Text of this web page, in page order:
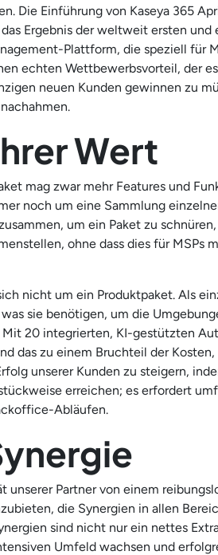
Die Einführung von Kaseya 365
Ergebnis der weltweit ersten und
Plattform, die speziell für
echten Wettbewerbsvorteil, der
neuen Kunden gewinnen zu
Wert
mag zwar mehr Features und
noch um eine Sammlung
um ein Paket zu
ohne dass dies für MSPs
nicht um ein Produktpaket. Als
sie benötigen, um die
20 integrierten, KI-gestützten
das zu einem Bruchteil der
unserer Kunden zu steigern,
erreichen; es erfordert
Abläufen.
unserer Partner von einem
die Synergien in allen
sind nicht nur ein nettes
Umfeld wachsen und